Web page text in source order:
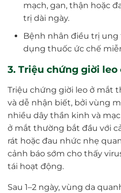
mạch, gan, thận hoặc
trị dài ngày.
Bệnh nhân điều trị ung
dụng thuốc ức chế
3. Triệu chứng giời leo
Triệu chứng giời leo ở mắt
và dễ nhận biết, bởi vùng
nhiều dây thần kinh và
ở mắt thường bắt đầu với
rát hoặc đau nhức nhẹ
cảnh báo sớm cho thấy
tái hoạt động.
Sau 1–2 ngày, vùng da